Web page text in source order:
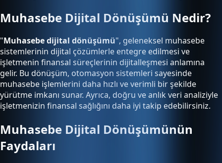
Muhasebe Dijital Dönüşümü Nedir?
"Muhasebe dijital dönüşümü", geleneksel muhasebe
sistemlerinin dijital çözümlerle entegre edilmesi ve
işletmenin finansal süreçlerinin dijitalleşmesi anlamına
gelir. Bu dönüşüm, otomasyon sistemleri sayesinde
muhasebe işlemlerini daha hızlı ve verimli bir şekilde
yürütme imkanı sunar. Ayrıca, doğru ve anlık veri analiziyle
işletmenizin finansal sağlığını daha iyi takip edebilirsiniz.
Muhasebe Dijital Dönüşümünün
Faydaları